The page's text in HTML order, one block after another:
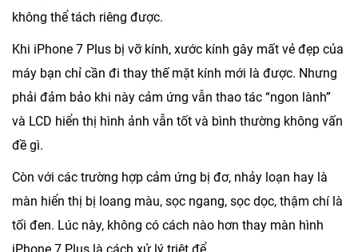
không thể tách riêng được.
Khi iPhone 7 Plus bị vỡ kính, xước kính gây mất vẻ đẹp của
máy bạn chỉ cần đi thay thế mặt kính mới là được. Nhưng
phải đảm bảo khi này cảm ứng vẫn thao tác “ngon lành”
và LCD hiển thị hình ảnh vẫn tốt và bình thường không vấn
đề gì.
Còn với các trường hợp cảm ứng bị đơ, nhảy loạn hay là
màn hiển thị bị loang màu, sọc ngang, sọc dọc, thậm chí là
tối đen. Lúc này, không có cách nào hơn thay màn hình